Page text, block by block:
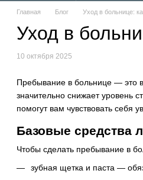
Главная Блог Уход в больнице:
Уход в
10 октября 2025
Пребывание в больнице — это
значительно снижает уровень
помогут вам чувствовать себя
Базовые средства
Чтобы сделать пребывание в
зубная щетка и паста —